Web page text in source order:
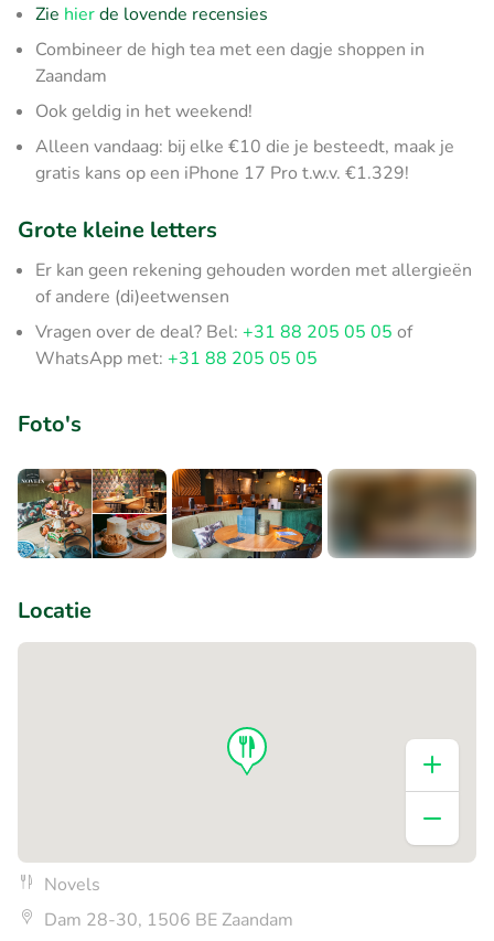
Zie hierde lovende recensies
Combineer de high tea met een dagje shoppen in
Zaandam
Ook geldig in het weekend!
Alleen vandaag: bij elke €10 die je besteedt, maak je
gratis kans op een iPhone 17 Pro t.w.v. €1.329!
Grote kleine letters
Er kan geen rekening gehouden worden met allergieën
of andere (di)eetwensen
Vragen over de deal? Bel: +31 88 205 05 05 of
WhatsApp met: +31 88 205 05 05
Foto's
Locatie
Novels
Dam 28-30, 1506 BE Zaandam